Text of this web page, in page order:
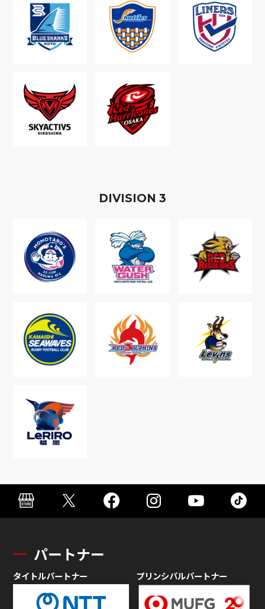
DIVISION 3
パートナー
タイトルパートナー プリンシパルパートナー